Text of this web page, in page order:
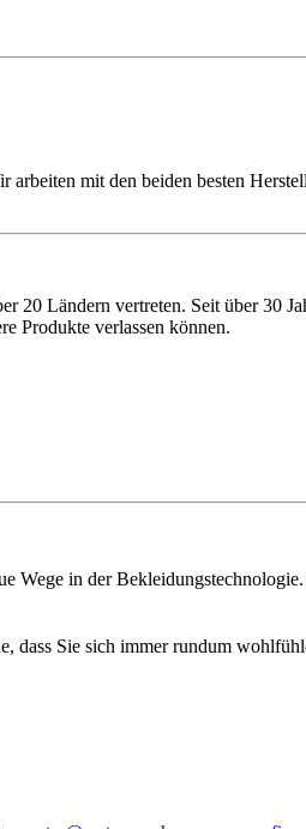
mit den beiden besten
20 Ländern vertreten. Seit über 30
Produkte verlassen können.
Wege in der
dass Sie sich immer rundum